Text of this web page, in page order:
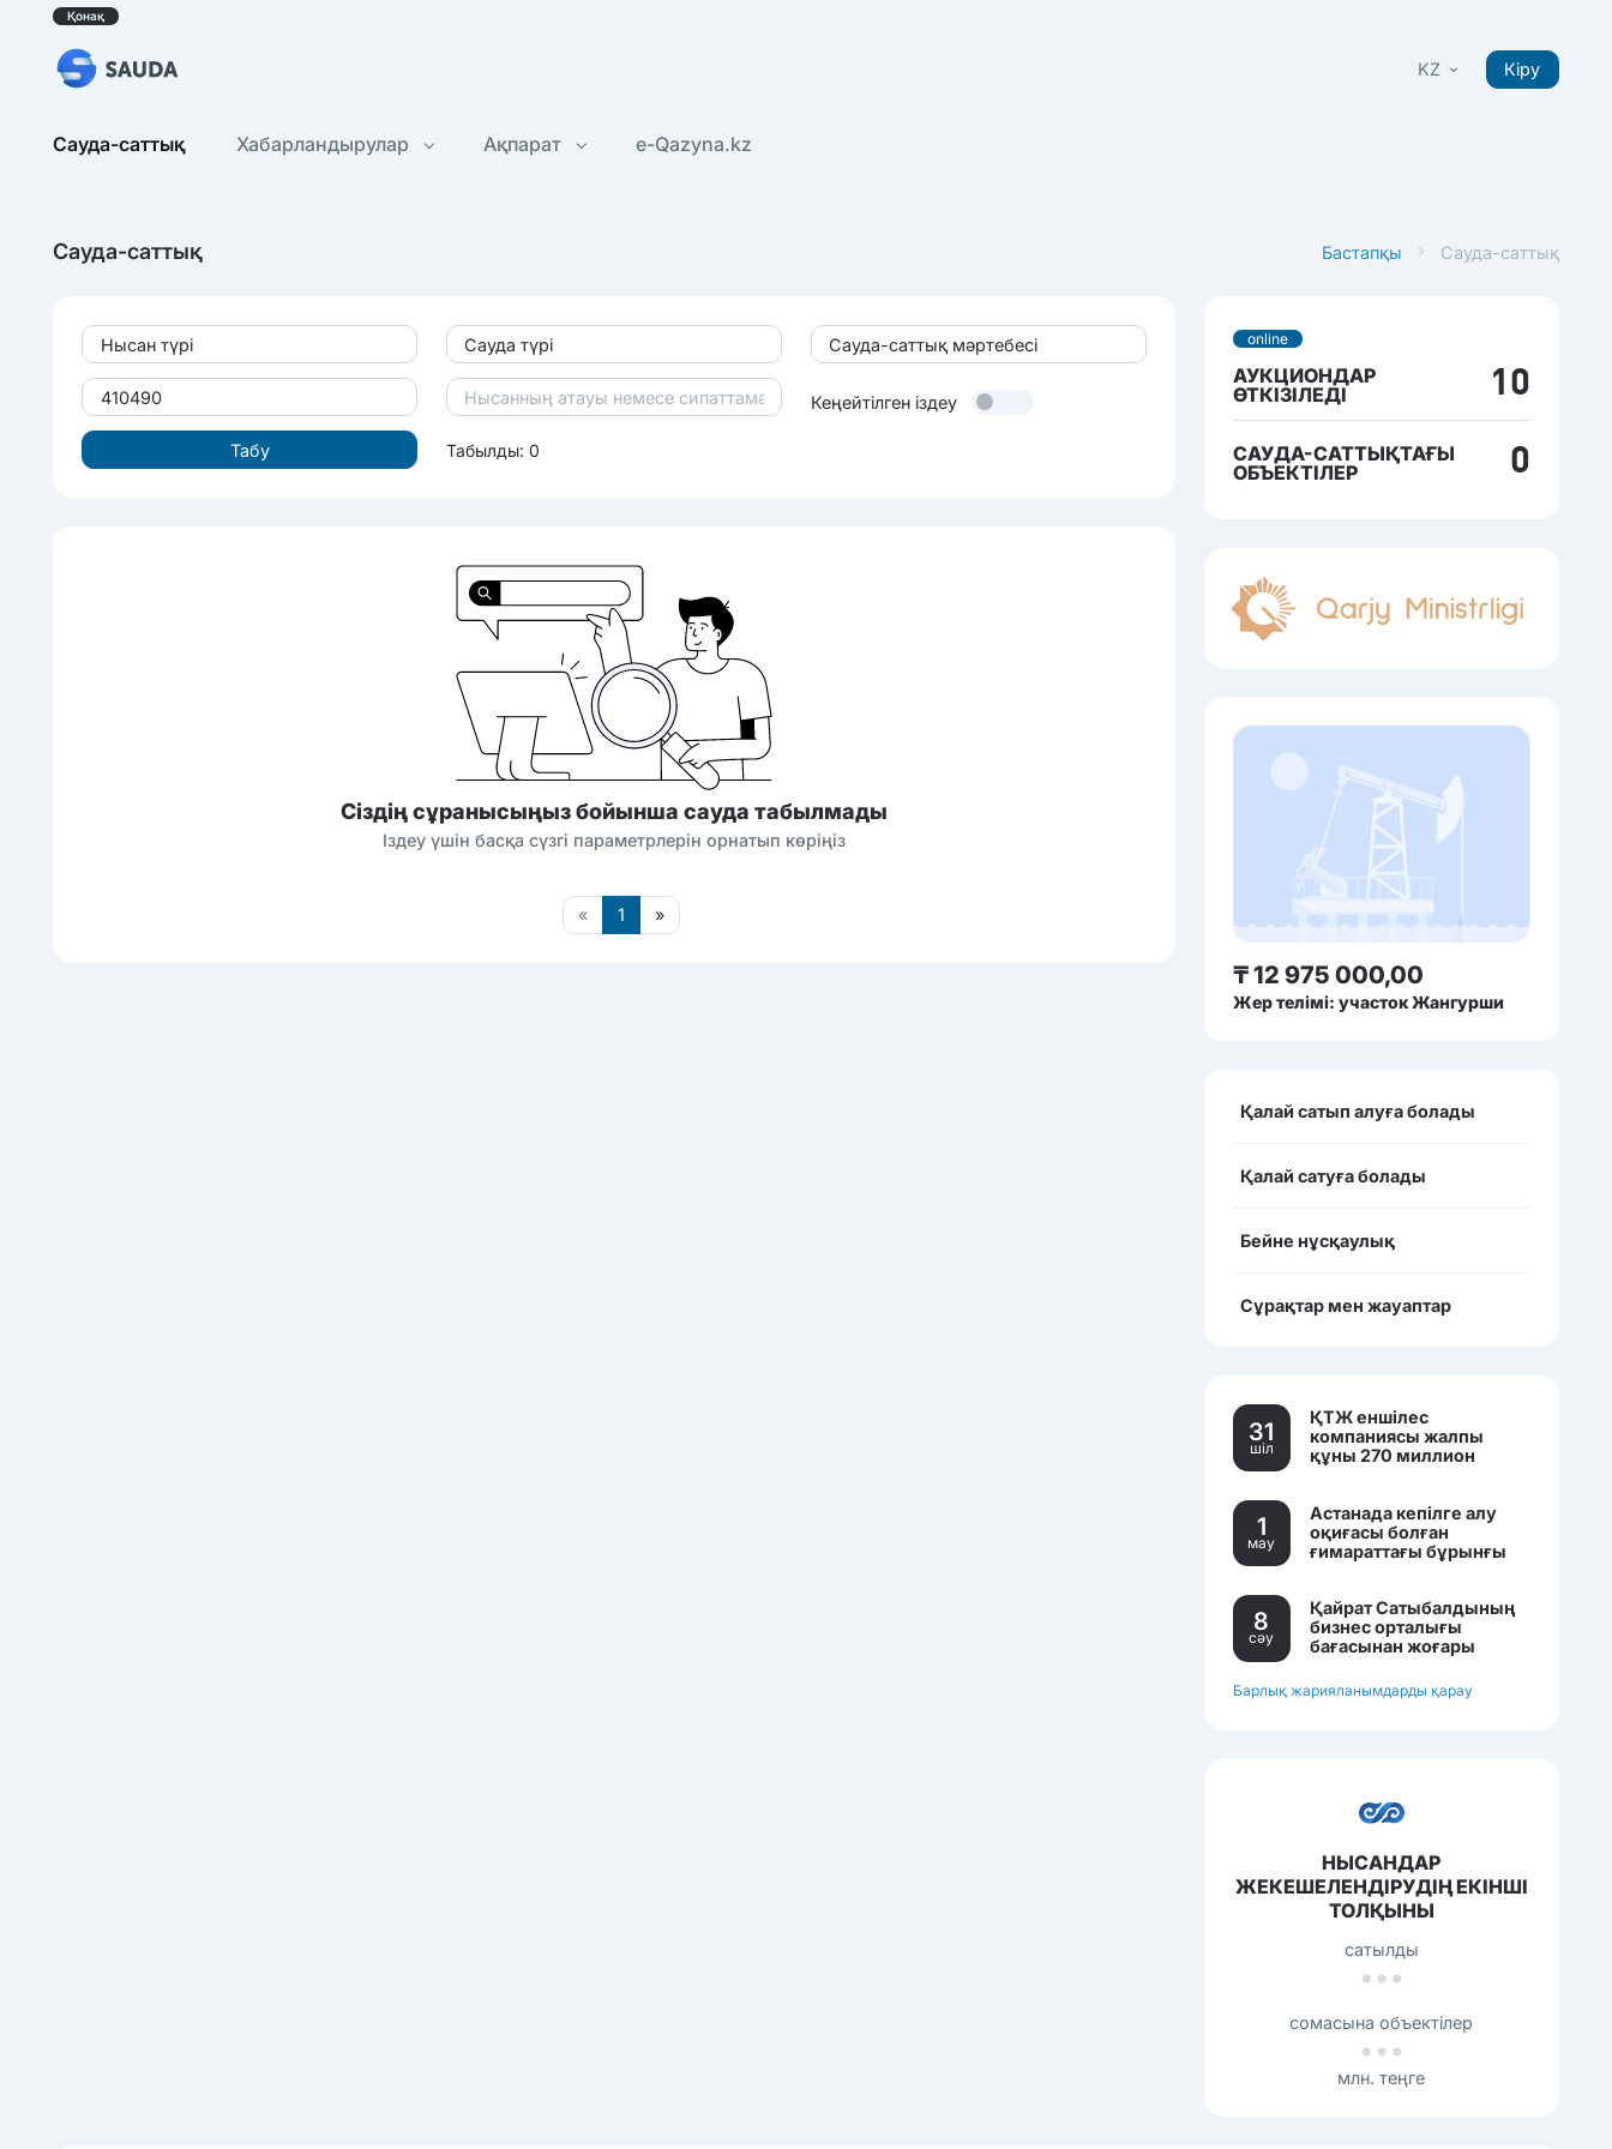
Қонақ
KZ Кіру
Сауда-саттық Хабарландырулар Ақпарат e-Qazyna.kz
Бастапқы Сауда-саттық
Сауда-саттық
Нысан түрі Сауда түрі Сауда-саттық мәртебесі
Кеңейтілген іздеу
Табылды: 0
Сіздің сұранысыңыз бойынша сауда табылмады
Іздеу үшін басқа сүзгі параметрлерін орнатып көріңіз
« 1 »
online
АУКЦИОНДАР
ӨТКІЗІЛЕДІ
10
САУДА-САТТЫҚТАҒЫ
ОБЪЕКТІЛЕР
0
₸ 12 975 000,00
Жер телімі: участок Жангурши
Қалай сатып алуға болады
Қалай сатуға болады
Бейне нұсқаулық
Сұрақтар мен жауаптар
31
шiл
ҚТЖ еншілес
компаниясы жалпы
құны 270 миллион
қойды.
1
мау
Астанада кепілге алу
оқиғасы болған
ғимараттағы бұрынғы
8
сәу
Қайрат Сатыбалдының
бизнес орталығы
бағасынан жоғары
жатқан еді.
Барлық жарияланымдарды қарау
НЫСАНДАР
ЖЕКЕШЕЛЕНДІРУДІҢ ЕКІНШІ
ТОЛҚЫНЫ
сатылды
сомасына объектілер
млн. теңге